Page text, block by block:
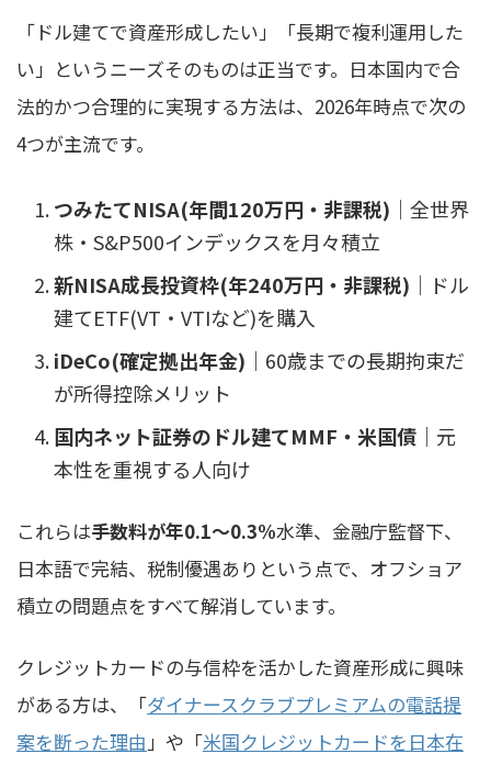
「ドル建てで資産形成したい」「長期で複利運用した
い」というニーズそのものは正当です。日本国内で合
法的かつ合理的に実現する方法は、2026年時点で次の
4つが主流です。
つみたてNISA(年間120万円・非課税) ｜全世界
株・S&P500インデックスを月々積立
新NISA成長投資枠(年240万円・非課税) ｜ドル
建てETF(VT・VTIなど)を購入
iDeCo(確定拠出年金) ｜60歳までの長期拘束だ
が所得控除メリット
国内ネット証券のドル建てMMF・米国債 ｜元
本性を重視する人向け
これらは手数料が年0.1〜0.3%水準、金融庁監督下、
日本語で完結、税制優遇ありという点で、オフショア
積立の問題点をすべて解消しています。
クレジットカードの与信枠を活かした資産形成に興味
がある方は、「ダイナースクラブプレミアムの電話提
案を断った理由 」や「米国クレジットカードを日本在